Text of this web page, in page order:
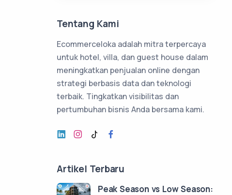
Tentang Kami
Ecommerceloka adalah mitra terpercaya
untuk hotel, villa, dan guest house dalam
meningkatkan penjualan online dengan
strategi berbasis data dan teknologi
terbaik. Tingkatkan visibilitas dan
pertumbuhan bisnis Anda bersama kami.
Artikel Terbaru
Peak Season vs Low Season: